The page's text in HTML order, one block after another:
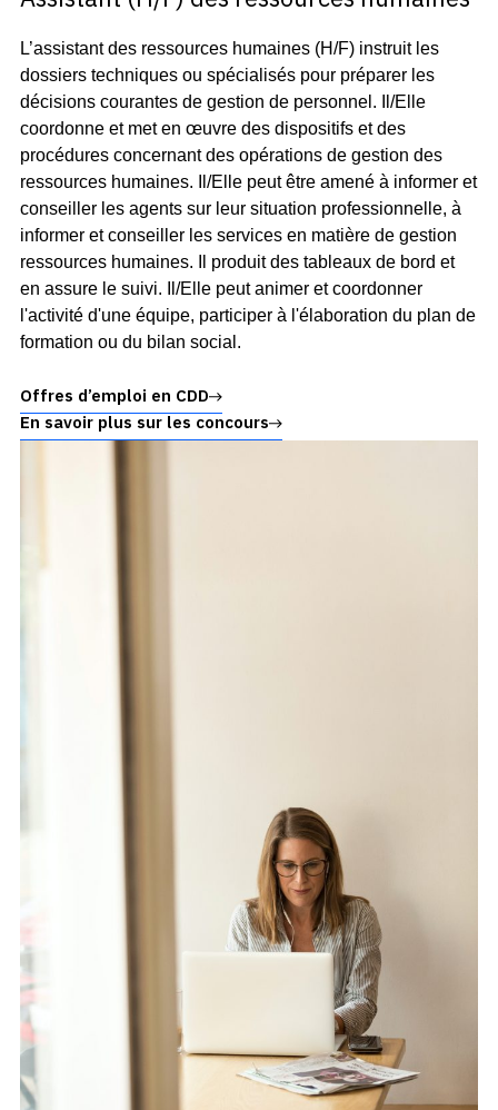
L’assistant des ressources humaines (H/F) instruit les
dossiers techniques ou spécialisés pour préparer les
décisions courantes de gestion de personnel. Il/Elle
coordonne et met en œuvre des dispositifs et des
procédures concernant des opérations de gestion des
ressources humaines. Il/Elle peut être amené à informer et
conseiller les agents sur leur situation professionnelle, à
informer et conseiller les services en matière de gestion
ressources humaines. Il produit des tableaux de bord et
en assure le suivi. Il/Elle peut animer et coordonner
l'activité d'une équipe, participer à l'élaboration du plan de
formation ou du bilan social.
Offres d’emploi en CDD
En savoir plus sur les concours